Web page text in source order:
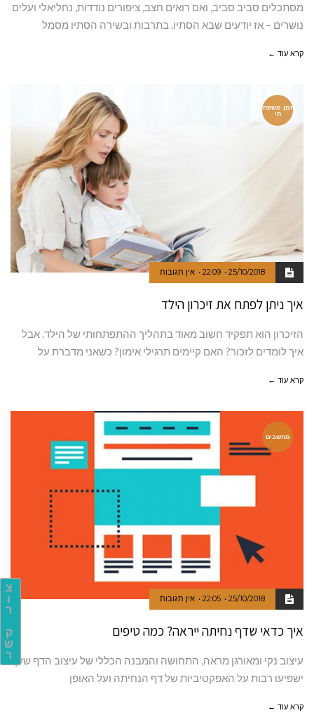
צ
ו
ר
ק
ש
ר
מסתכלים סביב סביב, ואם רואים חצב, ציפורים נודדות, נחליאלי ועלים
נושרים – אז יודעים שבא הסתיו. בתרבות ובשירה הסתיו מסמל
קרא עוד ←
זמן משפח
תי
25/10/2018
22:09 אין תגובות
איך ניתן לפתח את זיכרון הילד
הזיכרון הוא תפקיד חשוב מאוד בתהליך ההתפתחותי של הילד. אבל
איך לומדים לזכור? האם קיימים תרגילי אימון? כשאני מדברת על
קרא עוד ←
מחשבים
25/10/2018
22:05 אין תגובות
איך כדאי שדף נחיתה ייראה? כמה טיפים
עיצוב נקי ומאורגן מראה, התחושה והמבנה הכללי של עיצוב הדף שלך
ישפיעו רבות על האפקטיביות של דף הנחיתה ועל האופן
קרא עוד ←